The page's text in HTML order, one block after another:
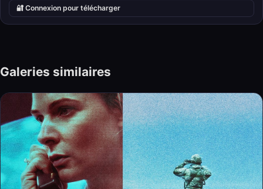
🔐 Connexion pour télécharger
Galeries similaires